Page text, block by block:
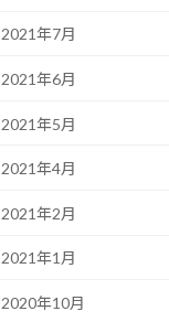
2021年7月
2021年6月
2021年5月
2021年4月
2021年2月
2021年1月
2020年10月